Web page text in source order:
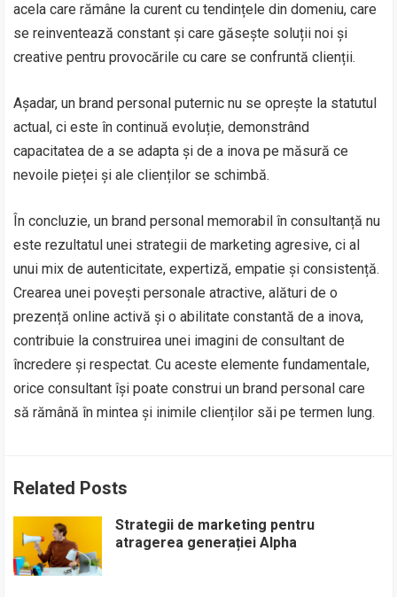
acela care rămâne la curent cu tendințele din domeniu, care
se reinventează constant și care găsește soluții noi și
creative pentru provocările cu care se confruntă clienții.
Așadar, un brand personal puternic nu se oprește la statutul
actual, ci este în continuă evoluție, demonstrând
capacitatea de a se adapta și de a inova pe măsură ce
nevoile pieței și ale clienților se schimbă.
În concluzie, un brand personal memorabil în consultanță nu
este rezultatul unei strategii de marketing agresive, ci al
unui mix de autenticitate, expertiză, empatie și consistență.
Crearea unei povești personale atractive, alături de o
prezență online activă și o abilitate constantă de a inova,
contribuie la construirea unei imagini de consultant de
încredere și respectat. Cu aceste elemente fundamentale,
orice consultant își poate construi un brand personal care
să rămână în mintea și inimile clienților săi pe termen lung.
Related Posts
Strategii de marketing pentru
atragerea generației Alpha